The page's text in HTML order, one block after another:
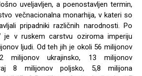
uveljavljen, a poenostavljen termin,
večnacionalna monarhija, v kateri so
pripadniki različnih narodnosti. Po
je v ruskem carstvu oziroma imperiju
ljudi. Od teh jih je okoli 56 milijonov
milijonov ukrajinsko, 13 milijonov
8 milijonov poljsko, 5,8 milijona